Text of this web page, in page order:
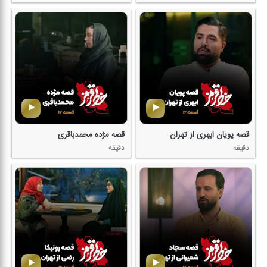
قصه پویان ابهری از تهران
دقیقه
قصه مژده محمدباقری
دقیقه